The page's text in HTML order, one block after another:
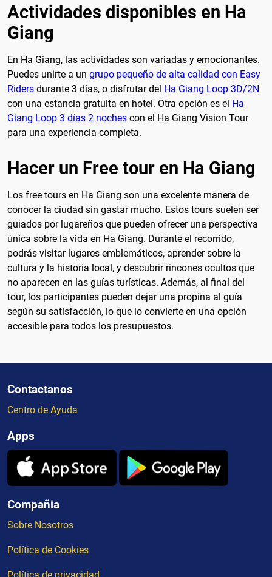
Actividades disponibles en Ha
Giang
En Ha Giang, las actividades son variadas y emocionantes.
Puedes unirte a un grupo pequeño de alta calidad con Easy
Riders durante 3 días, o disfrutar del Ha Giang Loop 3D/2N
con una estancia gratuita en hotel. Otra opción es el Ha
Giang Loop 3 días 2 noches con el Ha Giang Vision Tour
para una experiencia completa.
Hacer un Free tour en Ha Giang
Los free tours en Ha Giang son una excelente manera de
conocer la ciudad sin gastar mucho. Estos tours suelen ser
guiados por lugareños que pueden ofrecer una perspectiva
única sobre la vida en Ha Giang. Durante el recorrido,
podrás visitar lugares emblemáticos, aprender sobre la
cultura y la historia local, y descubrir rincones ocultos que
no aparecen en las guías turísticas. Además, al final del
tour, los participantes pueden dejar una propina al guía
según su satisfacción, lo que lo convierte en una opción
accesible para todos los presupuestos.
Contactanos
Centro de Ayuda
Apps
Compañia
Sobre Nosotros
Política de Cookies